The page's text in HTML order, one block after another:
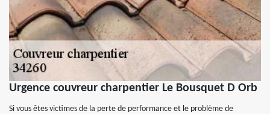
Urgence couvreur charpentier Le Bousquet D Orb
Si vous êtes victimes de la perte de performance et le problème de